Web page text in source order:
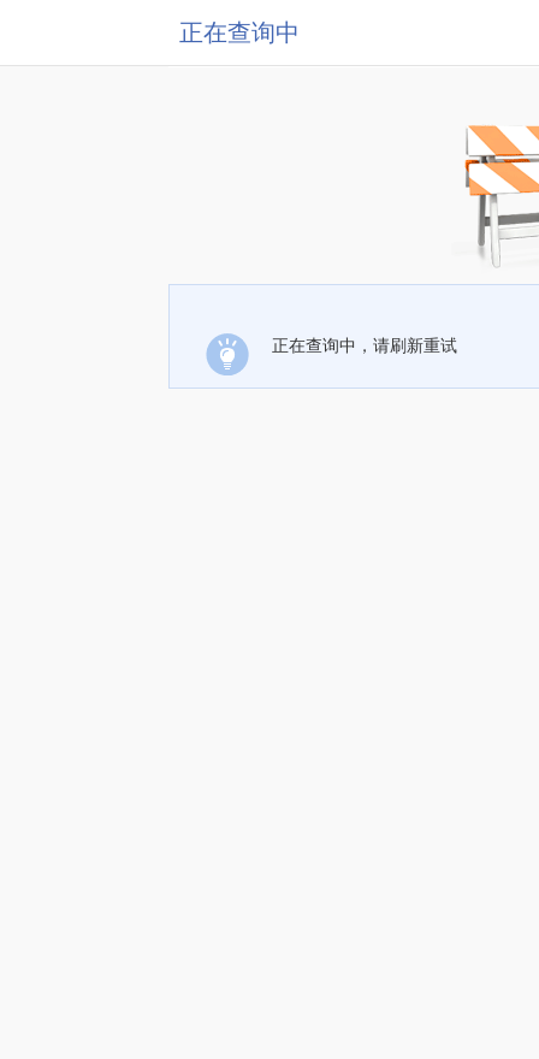
正在查询中
正在查询中，请刷新重试